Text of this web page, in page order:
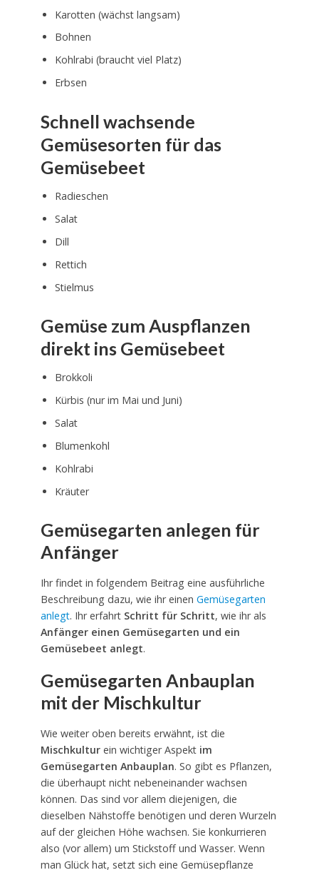
Karotten (wächst langsam)
Bohnen
Kohlrabi (braucht viel Platz)
Erbsen
Schnell wachsende
Gemüsesorten für das
Gemüsebeet
Radieschen
Salat
Dill
Rettich
Stielmus
Gemüse zum Auspflanzen
direkt ins Gemüsebeet
Brokkoli
Kürbis (nur im Mai und Juni)
Salat
Blumenkohl
Kohlrabi
Kräuter
Gemüsegarten anlegen für
Anfänger
Ihr findet in folgendem Beitrag eine ausführliche
Beschreibung dazu, wie ihr einen Gemüsegarten
anlegt. Ihr erfahrt Schritt für Schritt, wie ihr als
Anfänger einen Gemüsegarten und ein
Gemüsebeet anlegt.
Gemüsegarten Anbauplan
mit der Mischkultur
Wie weiter oben bereits erwähnt, ist die
Mischkulturein wichtiger Aspekt im
Gemüsegarten Anbauplan. So gibt es Pflanzen,
die überhaupt nicht nebeneinander wachsen
können. Das sind vor allem diejenigen, die
dieselben Nähstoffe benötigen und deren Wurzeln
auf der gleichen Höhe wachsen. Sie konkurrieren
also (vor allem) um Stickstoff und Wasser. Wenn
man Glück hat, setzt sich eine Gemüsepflanze